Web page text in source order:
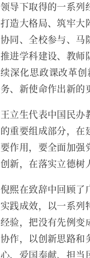
领导下取得的一系列
打造大格局、筑牢
协同、全校参与、
推进学科建设、教师
续深化思政课改革
务、新使命作出新的
王立生代表中国民办
的重要组成部分，在
要作用，要全面加强
创新，在落实立德树
倪熙在致辞中回顾
实践成效，以一系
经验，把没有先例变
协作，以创新思路和
心、爱国奉献、担当